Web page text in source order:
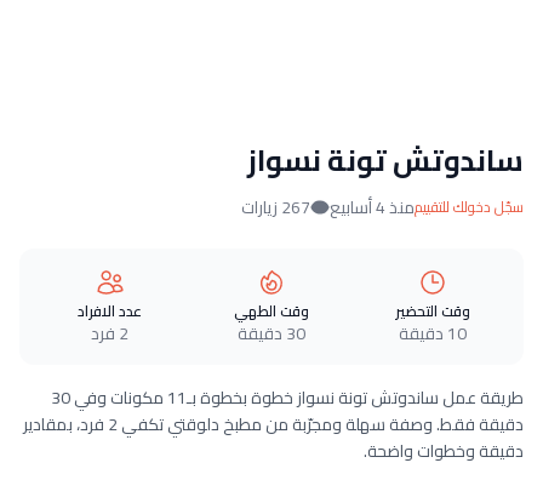
ساندوتش تونة نسواز
سجّل دخولك للتقييممنذ 4 أسابيع 267 زيارات
وقت التحضير
10 دقيقة
وقت الطهي
30 دقيقة
عدد الافراد
2 فرد
طريقة عمل ساندوتش تونة نسواز خطوة بخطوة بـ11 مكونات وفي 30
دقيقة فقط. وصفة سهلة ومجرّبة من مطبخ دلوقتي تكفي 2 فرد، بمقادير
دقيقة وخطوات واضحة.